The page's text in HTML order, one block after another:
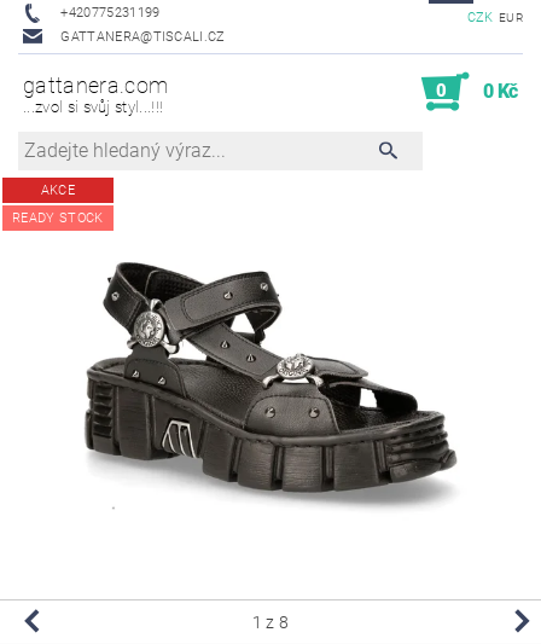
+420775231199
GATTANERA@TISCALI.CZ
CZK EUR
gattanera.com
...zvol si svůj styl...!!!
0 0 Kč
AKCE
READY STOCK
1 z 8